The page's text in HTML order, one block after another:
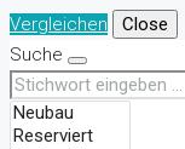
Vergleichen
Close
Suche